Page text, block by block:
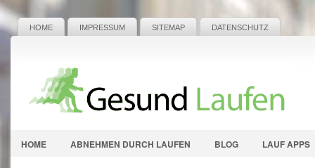
HOME IMPRESSUM SITEMAP DATENSCHUTZ
HOME ABNEHMEN DURCH LAUFEN BLOG LAUF APPS